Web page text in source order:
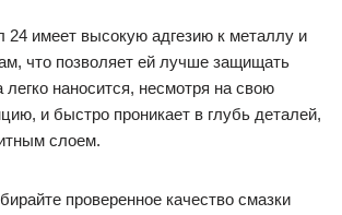
24 имеет высокую адгезию к металлу и
что позволяет ей лучше защищать
легко наносится, несмотря на свою
и быстро проникает в глубь деталей,
слоем.
проверенное качество смазки